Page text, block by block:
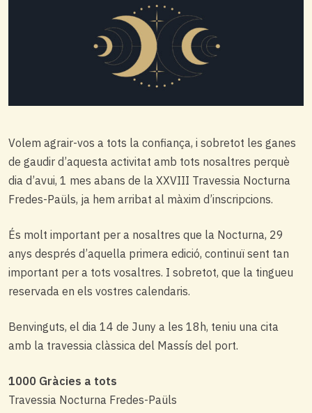
Volem agrair-vos a tots la confiança, i sobretot les ganes
de gaudir d’aquesta activitat amb tots nosaltres perquè
dia d’avui, 1 mes abans de la XXVIII Travessia Nocturna
Fredes-Paüls, ja hem arribat al màxim d’inscripcions.
És molt important per a nosaltres que la Nocturna, 29
anys després d’aquella primera edició, continuï sent tan
important per a tots vosaltres. I sobretot, que la tingueu
reservada en els vostres calendaris.
Benvinguts, el dia 14 de Juny a les 18h, teniu una cita
amb la travessia clàssica del Massís del port.
1000 Gràcies a tots
Travessia Nocturna Fredes-Paüls